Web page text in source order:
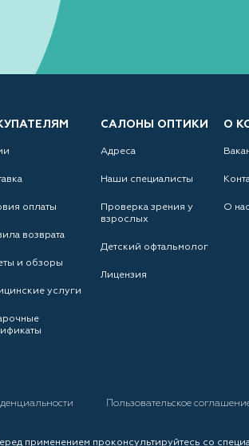
оплаты
возврата
и обзоры
услуги
САЛОНЫ ОПТИКИ
Адреса
Наши специалисты
Проверка зрения у
взрослых
Детский офтальмолог
Лицензия
О
О нас
Пользовательское
применением проконсультируйтесь со